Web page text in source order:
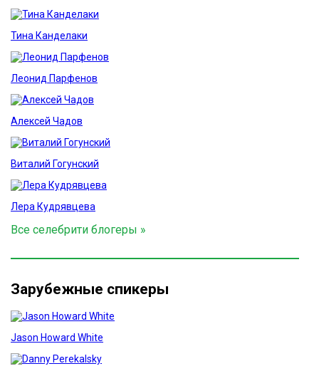
Тина Канделаки
Леонид Парфенов
Алексей Чадов
Виталий Гогунский
Лера Кудрявцева
Все селебрити блогеры »
Зарубежные спикеры
Jason Howard White